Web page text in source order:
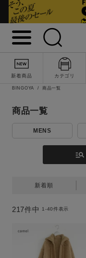
新着商品 カテゴリ
キーワード
性別
ワンピース
BINGOYA 商品一覧
商品一覧
MENS
manage_search
新着順
217件中 1-40件表示